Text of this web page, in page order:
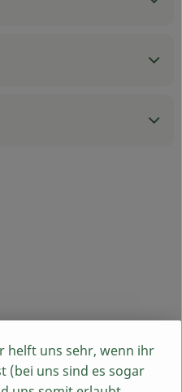
helft uns sehr, wenn ihr
(bei uns sind es sogar